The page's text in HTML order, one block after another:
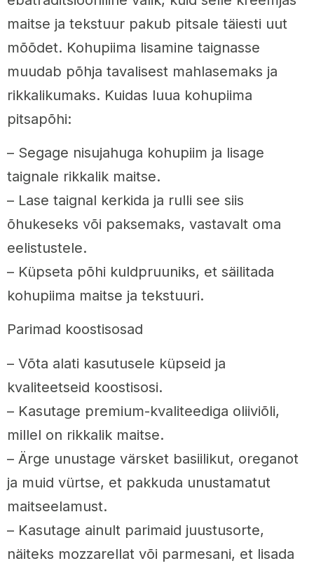
maitse ja tekstuur pakub pitsale täiesti uut
mõõdet. Kohupiima lisamine taignasse
muudab põhja tavalisest mahlasemaks ja
rikkalikumaks. Kuidas luua kohupiima
pitsapõhi:
– Segage nisujahuga kohupiim ja lisage
taignale rikkalik maitse.
– Lase taignal kerkida ja rulli see siis
õhukeseks või paksemaks, vastavalt oma
eelistustele.
– Küpseta põhi kuldpruuniks, et säilitada
kohupiima maitse ja tekstuuri.
Parimad koostisosad
– Võta alati kasutusele küpseid ja
kvaliteetseid koostisosi.
– Kasutage premium-kvaliteediga oliiviõli,
millel on rikkalik maitse.
– Ärge unustage värsket basiilikut, oreganot
ja muid vürtse, et pakkuda unustamatut
maitseelamust.
– Kasutage ainult parimaid juustusorte,
näiteks mozzarellat või parmesani, et lisada